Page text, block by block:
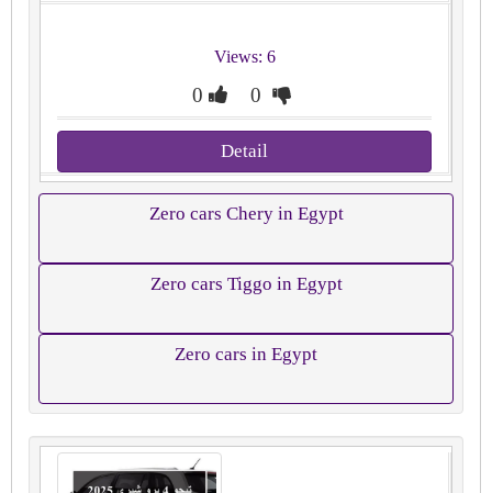
Views: 6
0 0
Detail
Zero cars Chery in Egypt
Zero cars Tiggo in Egypt
Zero cars in Egypt